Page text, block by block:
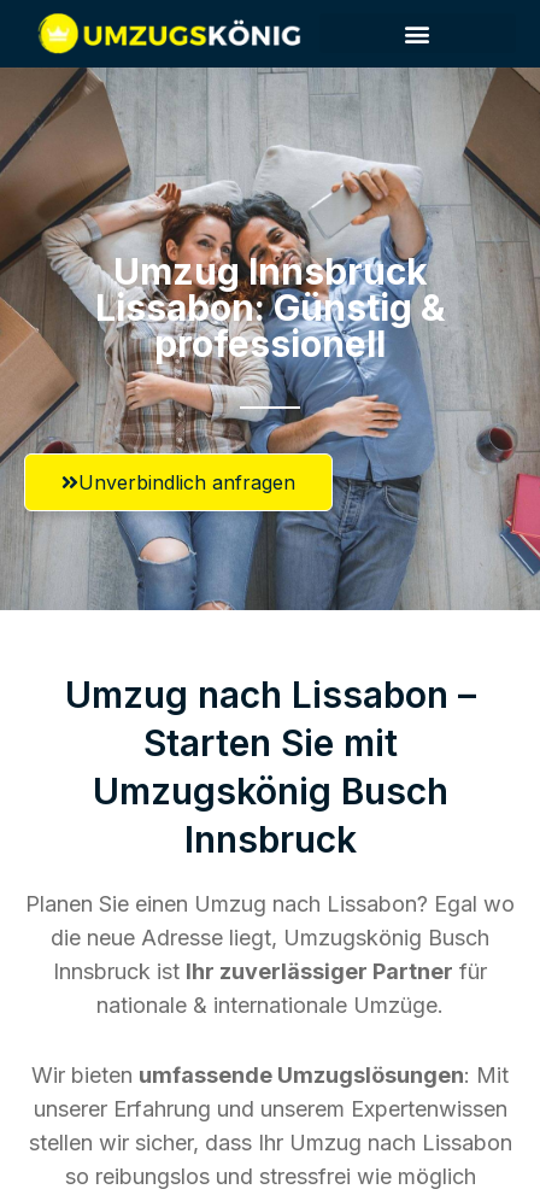
Umzug Innsbruck​
Lissabon: Günstig &
professionell​
Unverbindlich anfragen
Umzug nach Lissabon –
Starten Sie mit
Umzugskönig Busch
Innsbruck
Planen Sie einen Umzug nach Lissabon? Egal wo
die neue Adresse liegt, Umzugskönig Busch
Innsbruck ist Ihr zuverlässiger Partner für
nationale & internationale Umzüge.
Wir bieten umfassende Umzugslösungen: Mit
unserer Erfahrung und unserem Expertenwissen
stellen wir sicher, dass Ihr Umzug nach Lissabon
so reibungslos und stressfrei wie möglich